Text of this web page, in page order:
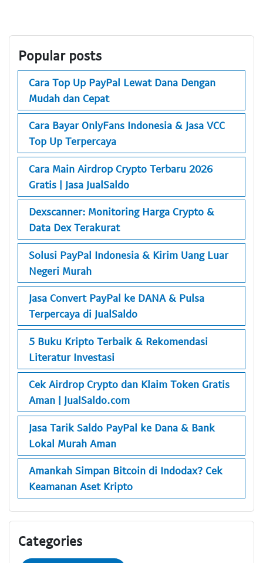
Popular posts
Cara Top Up PayPal Lewat Dana Dengan
Mudah dan Cepat
Cara Bayar OnlyFans Indonesia & Jasa VCC
Top Up Terpercaya
Cara Main Airdrop Crypto Terbaru 2026
Gratis | Jasa JualSaldo
Dexscanner: Monitoring Harga Crypto &
Data Dex Terakurat
Solusi PayPal Indonesia & Kirim Uang Luar
Negeri Murah
Jasa Convert PayPal ke DANA & Pulsa
Terpercaya di JualSaldo
5 Buku Kripto Terbaik & Rekomendasi
Literatur Investasi
Cek Airdrop Crypto dan Klaim Token Gratis
Aman | JualSaldo.com
Jasa Tarik Saldo PayPal ke Dana & Bank
Lokal Murah Aman
Amankah Simpan Bitcoin di Indodax? Cek
Keamanan Aset Kripto
Categories